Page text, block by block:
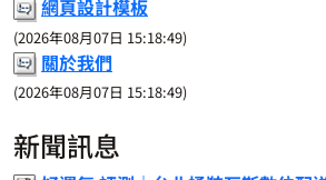
網頁設計模板
(2026年08月07日 15:18:49)
關於我們
(2026年08月07日 15:18:49)
新聞訊息